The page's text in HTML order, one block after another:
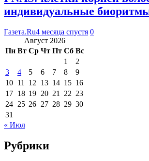
индивидуальные
Газета.Ru4 месяца спустя 0
Август 2026
Пн Вт Ср Чт Пт Сб Вс
1
2
3
4 5 6 7 8
9
10 11 12 13 14 15 16
17 18 19 20 21 22 23
24 25 26 27 28 29 30
31
« Июл
Рубрики